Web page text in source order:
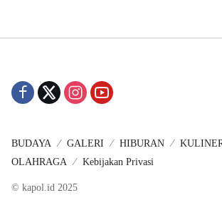
BUDAYA GALERI HIBURAN
OLAHRAGA
Kebijakan Privasi
© kapol.id 2025